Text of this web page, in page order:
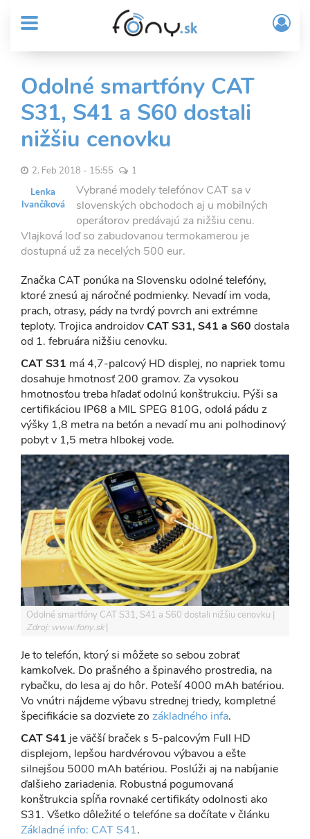
obsah
MENU
Sub
Header
menu
User
account
menu
/
Odolné smartfóny CAT
S31, S41 a S60 dostali
nižšiu cenovku
2. Feb 2018 - 15:55
1
Lenka
Ivančíková
Vybrané modely telefónov CAT sa v
slovenských obchodoch aj u mobilných
operátorov predávajú za nižšiu cenu.
Vlajková loď so zabudovanou termokamerou je
dostupná už za necelých 500 eur.
Značka CAT ponúka na Slovensku odolné telefóny,
ktoré znesú aj náročné podmienky. Nevadí im voda,
prach, otrasy, pády na tvrdý povrch ani extrémne
teploty. Trojica androidovCAT S31, S41 a S60 dostala
od 1. februára nižšiu cenovku.
CAT S31 má 4,7-palcový HD displej, no napriek tomu
dosahuje hmotnosť 200 gramov. Za vysokou
hmotnosťou treba hľadať odolnú konštrukciu. Pýši sa
certifikáciou IP68 a MIL SPEG 810G, odolá pádu z
výšky 1,8 metra na betón a nevadí mu ani polhodinový
pobyt v 1,5 metra hlbokej vode.
Odolné smartfóny CAT S31, S41 a S60 dostali nižšiu cenovku
Zdroj: www.fony.sk
Je to telefón, ktorý si môžete so sebou zobrať
kamkoľvek. Do prašného a špinavého prostredia, na
rybačku, do lesa aj do hôr. Poteší 4000 mAh batériou.
Vo vnútri nájdeme výbavu strednej triedy, kompletné
špecifikácie sa dozviete zo základného infa.
CAT S41 je väčší braček s 5-palcovým Full HD
displejom, lepšou hardvérovou výbavou a ešte
silnejšou 5000 mAh batériou. Poslúži aj na nabíjanie
ďalšieho zariadenia. Robustná pogumovaná
konštrukcia spĺňa rovnaké certifikáty odolnosti ako
S31. Všetko dôležité o telefóne sa dočítate v článku
Základné info: CAT S41.